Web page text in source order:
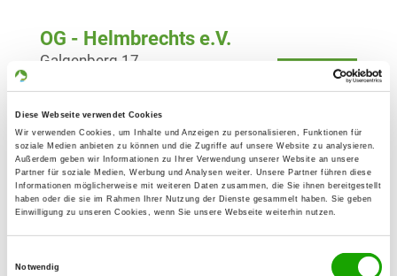
Diese Webseite verwendet Cookies
Wir verwenden Cookies, um Inhalte und Anzeigen zu personalisieren, Funktionen für
soziale Medien anbieten zu können und die Zugriffe auf unsere Website zu analysieren.
Außerdem geben wir Informationen zu Ihrer Verwendung unserer Website an unsere
Partner für soziale Medien, Werbung und Analysen weiter. Unsere Partner führen diese
Informationen möglicherweise mit weiteren Daten zusammen, die Sie ihnen bereitgestellt
haben oder die sie im Rahmen Ihrer Nutzung der Dienste gesammelt haben. Sie geben
Einwilligung zu unseren Cookies, wenn Sie unsere Webseite weiterhin nutzen.
Notwendig
OG - Helmbrechts e.V.
Details
Galgenberg 17
OG - Kronach e.V.
Details
Gänsmühle 1
96317 Kronach
OG - Kulmbach/Oberfranken e.V.
Details